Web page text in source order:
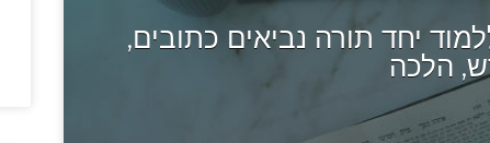
יחד תורה נביאים כתובים,
הלכה